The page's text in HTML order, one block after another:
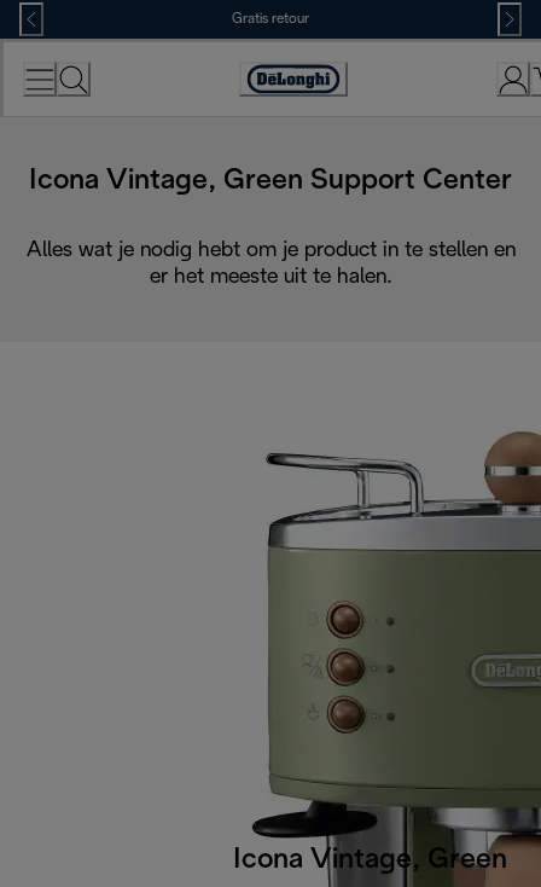
Skip
to
Content
Gratis retour
Accessibility
Icona Vintage, Green Support Center
Alles wat je nodig hebt om je product in te stellen en
er het meeste uit te halen.
Icona Vintage, Green